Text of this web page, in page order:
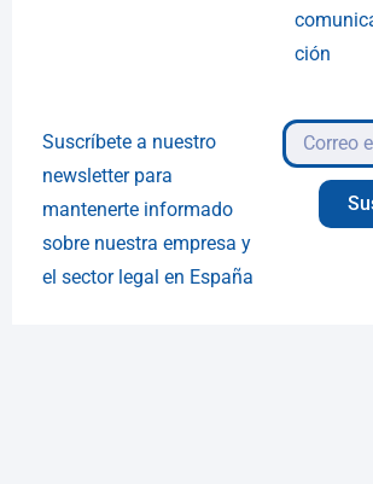
ción
Suscríbete a nuestro
newsletter para
mantenerte informado
sobre nuestra empresa y
el sector legal en España